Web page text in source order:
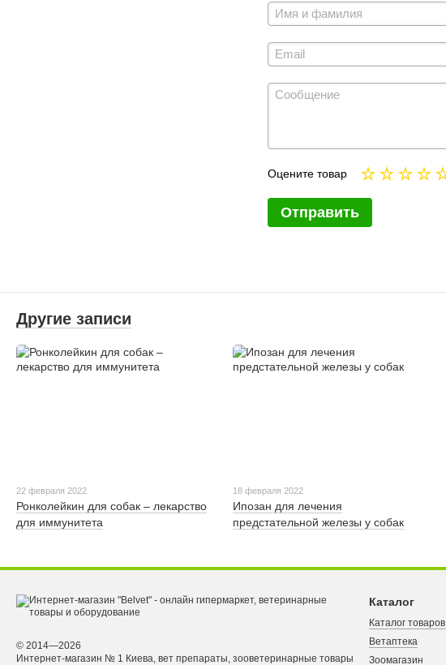
Оцените товар
Отправить
Другие записи
22 февраля 2022
Ронколейкин для собак – лекарство
для иммунитета
18 февраля 2022
Ипозан для лечения
предстательной железы у собак
© 2014—2026
Интернет-магазин № 1 Киева, вет препараты, зооветеринарные товары
Каталог
Каталог товаров
Ветаптека
Зоомагазин